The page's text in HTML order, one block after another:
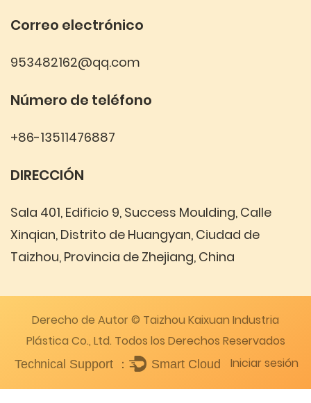
Correo electrónico
953482162@qq.com
Número de teléfono
+86-13511476887
DIRECCIÓN
Sala 401, Edificio 9, Success Moulding, Calle
Xinqian, Distrito de Huangyan, Ciudad de
Taizhou, Provincia de Zhejiang, China
Derecho de Autor © Taizhou Kaixuan Industria
Plástica Co., Ltd. Todos los Derechos Reservados
Iniciar sesión